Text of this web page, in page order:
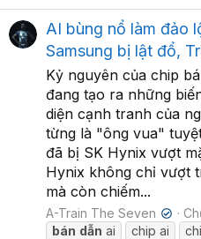
AI bùng nổ làm đảo
Samsung bị lật đổ,
Kỷ nguyên của chip
đang tạo ra những
diện cạnh tranh của
từng là "ông vua"
đã bị SK Hynix vượt
Hynix không chỉ vượt
mà còn chiếm...
A-Train The Seven ✔
bán dẫn ai chip ai